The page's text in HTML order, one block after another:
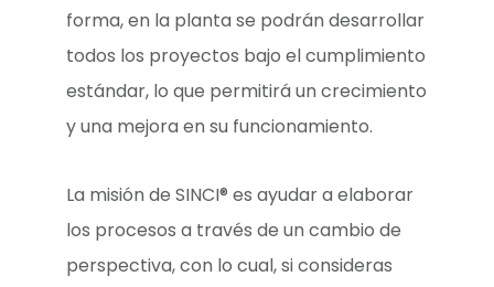
forma, en la planta se podrán desarrollar
todos los proyectos bajo el cumplimiento
estándar, lo que permitirá un crecimiento
y una mejora en su funcionamiento.
La misión de SINCI® es ayudar a elaborar
los procesos a través de un cambio de
perspectiva, con lo cual, si consideras